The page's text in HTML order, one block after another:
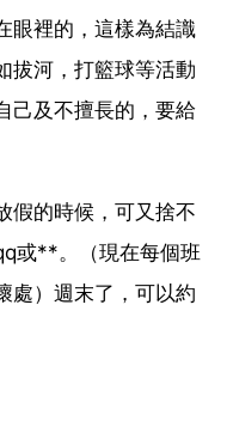
眼裡的，這樣為結識
拔河，打籃球等活動
己及不擅長的，要給
假的時候，可又捨不
或**。（現在每個班
處）週末了，可以約